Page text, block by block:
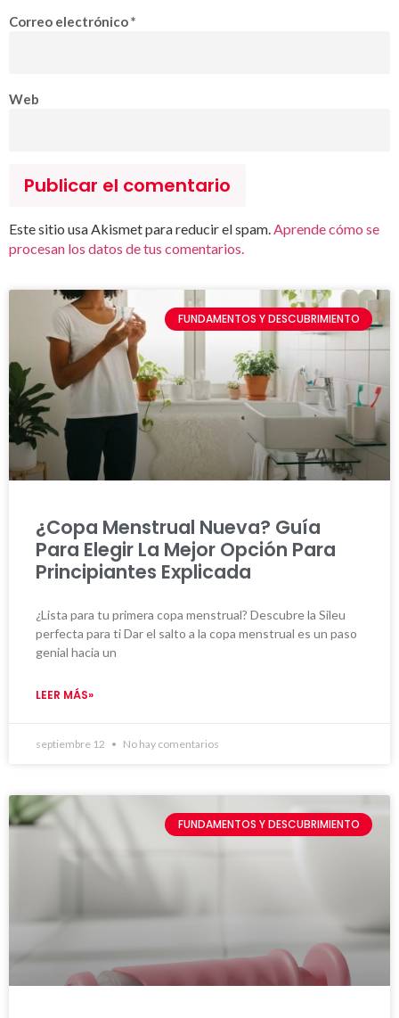
Correo electrónico*
Web
Este sitio usa Akismet para reducir el spam.Aprende cómo se
procesan los datos de tus comentarios.
FUNDAMENTOS Y DESCUBRIMIENTO
¿Copa Menstrual Nueva? Guía
Para Elegir La Mejor Opción Para
Principiantes Explicada
¿Lista para tu primera copa menstrual? Descubre la Sileu
perfecta para ti Dar el salto a la copa menstrual es un paso
genial hacia un
LEER MÁS»
septiembre 12 No hay comentarios
FUNDAMENTOS Y DESCUBRIMIENTO